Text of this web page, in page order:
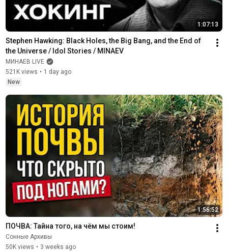
1:07:13
Stephen Hawking: Black Holes, the Big Bang, and the End of
the Universe / Idol Stories / MINAEV
МИНАЕВ LIVE
521K views • 1 day ago
New
1:56:52
ПОЧВА: Тайна того, на чём мы стоим!
Сонные Архивы
50K views • 3 weeks ago